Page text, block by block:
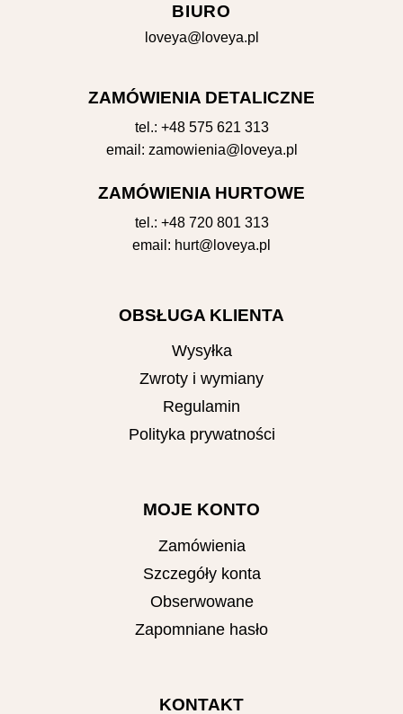
BIURO
loveya@loveya.pl
ZAMÓWIENIA DETALICZNE
tel.: +48 575 621 313
email: zamowienia@loveya.pl
ZAMÓWIENIA HURTOWE
tel.: +48 720 801 313
email: hurt@loveya.pl
OBSŁUGA KLIENTA
Wysyłka
Zwroty i wymiany
Regulamin
Polityka prywatności
MOJE KONTO
Zamówienia
Szczegóły konta
Obserwowane
Zapomniane hasło
KONTAKT